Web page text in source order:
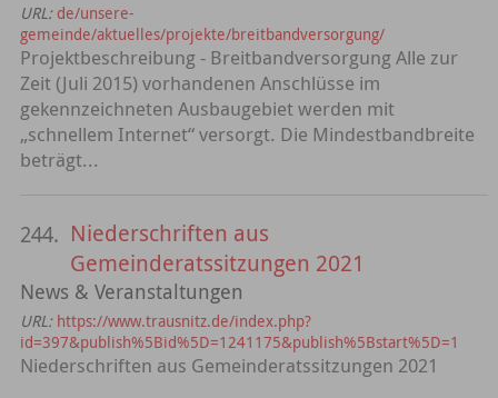
URL: de/unsere-
gemeinde/aktuelles/projekte/breitbandversorgung/
Projektbeschreibung - Breitbandversorgung Alle zur
Zeit (Juli 2015) vorhandenen Anschlüsse im
gekennzeichneten Ausbaugebiet werden mit
„schnellem Internet“ versorgt. Die Mindestbandbreite
beträgt...
244. Niederschriften aus
Gemeinderatssitzungen 2021
News & Veranstaltungen
URL: https://www.trausnitz.de/index.php?
id=397&publish%5Bid%5D=1241175&publish%5Bstart%5D=1
Niederschriften aus Gemeinderatssitzungen 2021